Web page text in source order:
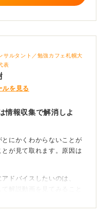
とが重要！
れないケースが多いです。
設けられているのが大きな
った形で時間を意識して練
本番で焦ることなく実力
でも、事前に会場を下見
安を軽減できるかもしれ
サルタント／勉強カフェ札幌大
表
ルを見る
情報収集で解消しよ
にかくわからないことが
が見て取れます。原因は
ドバイスしたいのは、
解説動画を見てみること